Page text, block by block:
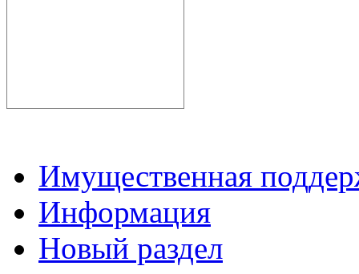
Имущественная
Информация
Новый раздел